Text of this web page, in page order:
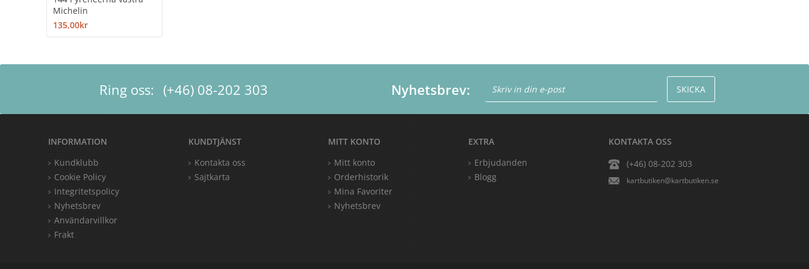
Michelin
135,00kr
Ring oss: (+46) 08-202 303 Nyhetsbrev:
KONTAKTA OSS
(+46) 08-202 303
kartbutiken@kartbutiken.se
EXTRA
Erbjudanden
Blogg
MITT KONTO
Mitt konto
Orderhistorik
Mina Favoriter
Nyhetsbrev
KUNDTJÄNST
Kontakta oss
Sajtkarta
INFORMATION
Kundklubb
Cookie Policy
Integritetspolicy
Nyhetsbrev
Användarvillkor
Frakt